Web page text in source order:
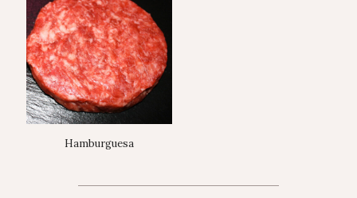
Hamburguesa